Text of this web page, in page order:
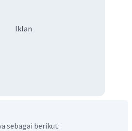
Iklan
sebagai berikut: